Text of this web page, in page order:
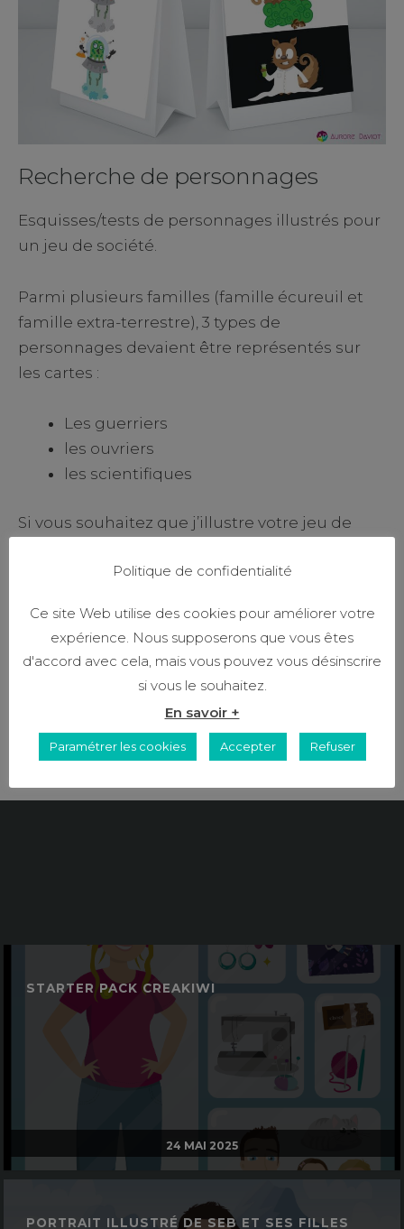
Recherche de personnages
Esquisses/tests de personnages illustrés pour
un jeu de société.
Parmi plusieurs familles (famille écureuil et
famille extra-terrestre), 3 types de
personnages devaient être représentés sur
les cartes :
Les guerriers
les ouvriers
les scientifiques
Si vous souhaitez que j’illustre votre jeu de
ME CONTACTER
24 MAI 2025
STARTER PACK CREAKIWI
PORTRAIT ILLUSTRÉ DE SEB ET SES FILLES
Politique de confidentialité
Ce site Web utilise des cookies pour améliorer votre
expérience. Nous supposerons que vous êtes
d'accord avec cela, mais vous pouvez vous désinscrire
si vous le souhaitez.
En savoir +
Paramétrer les cookies Accepter Refuser